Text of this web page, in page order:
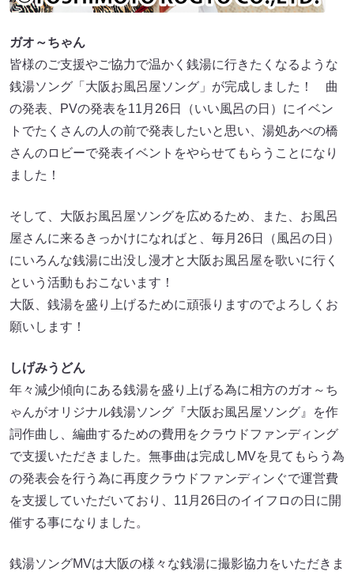
ガオ～ちゃん
皆様のご支援やご協力で温かく銭湯に行きたくなるような
銭湯ソング「大阪お風呂屋ソング」が完成しました！ 曲
の発表、PVの発表を11月26日（いい風呂の日）にイベン
トでたくさんの人の前で発表したいと思い、湯処あべの橋
さんのロビーで発表イベントをやらせてもらうことになり
ました！
そして、大阪お風呂屋ソングを広めるため、また、お風呂
屋さんに来るきっかけになればと、毎月26日（風呂の日）
にいろんな銭湯に出没し漫才と大阪お風呂屋を歌いに行く
という活動もおこないます！
大阪、銭湯を盛り上げるために頑張りますのでよろしくお
願いします！
しげみうどん
年々減少傾向にある銭湯を盛り上げる為に相方のガオ～ち
ゃんがオリジナル銭湯ソング『大阪お風呂屋ソング』を作
詞作曲し、編曲するための費用をクラウドファンディング
で支援いただきました。無事曲は完成しMVを見てもらう為
の発表会を行う為に再度クラウドファンディンぐで運営費
を支援していただいており、11月26日のイイフロの日に開
催する事になりました。
銭湯ソングMVは大阪の様々な銭湯に撮影協力をいただきま